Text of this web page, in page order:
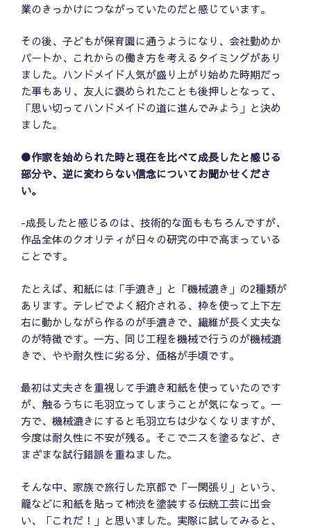
業のきっかけにつながっていたのだと感じています。
その後、子どもが保育園に通うようになり、会社勤めか
パートか、これからの働き方を考えるタイミングがあり
ました。ハンドメイド人気が盛り上がり始めた時期だっ
た事もあり、友人に褒められたことも後押しとなって、
「思い切ってハンドメイドの道に進んでみよう」と決め
ました。
●作家を始められた時と現在を比べて成長したと感じる
部分や、逆に変わらない信念についてお聞かせくださ
い。
-成長したと感じるのは、技術的な面ももちろんですが、
作品全体のクオリティが日々の研究の中で高まっている
ことです。
たとえば、和紙には「手漉き」と「機械漉き」の2種類が
あります。テレビでよく紹介される、枠を使って上下左
右に動かしながら作るのが手漉きで、繊維が長く丈夫な
のが特徴です。一方、同じ工程を機械で行うのが機械漉
きで、やや耐久性に劣る分、価格が手頃です。
最初は丈夫さを重視して手漉き和紙を使っていたのです
が、触るうちに毛羽立ってしまうことが気になって。一
方で、機械漉きにすると毛羽立ちは少なくなりますが、
今度は耐久性に不安が残る。そこでニスを塗るなど、さ
まざまな試行錯誤を重ねました。
そんな中、家族で旅行した京都で「一閑張り」という、
籠などに和紙を貼って柿渋を塗装する伝統工芸に出会
い、「これだ！」と思いました。実際に試してみると、